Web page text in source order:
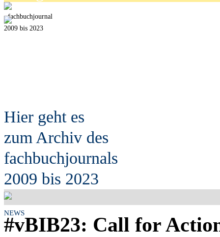
fachbuchjournal
2009 bis 2023
Hier geht es
zum Archiv des
fachbuchjournals
2009 bis 2023
NEWS
#vBIB23: Call for